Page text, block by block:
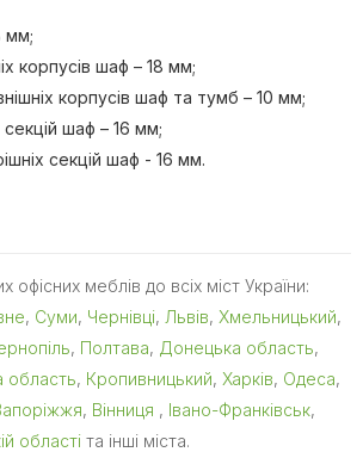
мм;
корпусів шаф – 18 мм;
корпусів шаф та тумб – 10 мм;
секцій шаф – 16 мм;
секцій шаф - 16 мм.
меблів до всіх міст України:
, Суми, Чернівці, Львів, Хмельницький,
, Полтава, Донецька область,
область, Кропивницький, Харків, Одеса,
, Вінниця , Івано-Франківськ,
області та інші міста.